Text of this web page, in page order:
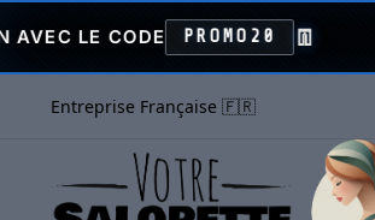
PROMO20 👖
Entreprise Française 🇫🇷